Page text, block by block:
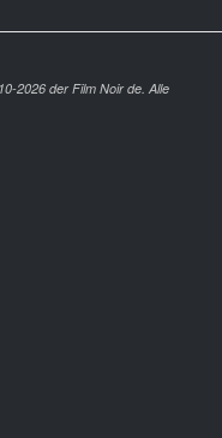
2026 der Film Noir de. Alle